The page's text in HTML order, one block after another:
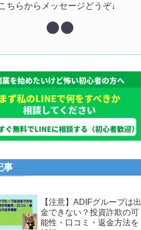
ちらからメッセージどうぞ↓
事
【注意】ADIFグループは出
金できない？投資詐欺の可
能性・口コミ・返金方法を